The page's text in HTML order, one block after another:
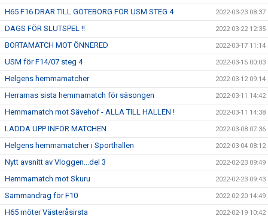
H65 F16 DRAR TILL GÖTEBORG FÖR USM STEG 4 2022-03-23 08:37
DAGS FÖR SLUTSPEL !! 2022-03-22 12:35
BORTAMATCH MOT ÖNNERED 2022-03-17 11:14
USM för F14/07 steg 4 2022-03-15 00:03
Helgens hemmamatcher 2022-03-12 09:14
Herrarnas sista hemmamatch för säsongen 2022-03-11 14:42
Hemmamatch mot Sävehof - ALLA TILL HALLEN ! 2022-03-11 14:38
LADDA UPP INFÖR MATCHEN 2022-03-08 07:36
Helgens hemmamatcher i Sporthallen 2022-03-04 08:12
Nytt avsnitt av Vloggen...del 3 2022-02-23 09:49
Hemmamatch mot Skuru 2022-02-23 09:43
Sammandrag för F10 2022-02-20 14:49
H65 möter Västeråsirsta 2022-02-19 10:42